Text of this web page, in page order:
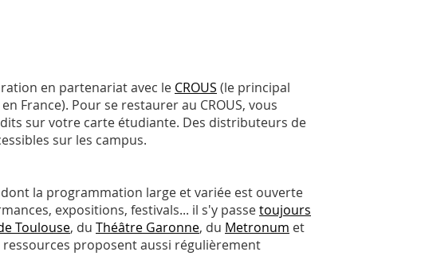
en partenariat avec le CROUS (le principal
France). Pour se restaurer au CROUS, vous
sur votre carte étudiante. Des distributeurs de
sur les campus.
la programmation large et variée est ouverte
expositions, festivals... il s'y passetoujours
Toulouse, du Théâtre Garonne, du Metronum et
proposent aussi régulièrement